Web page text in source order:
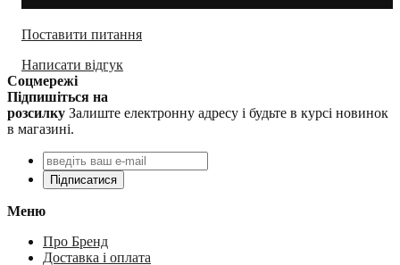
Поставити питання
Написати відгук
Соцмережі
Підпишіться на
розсилку Залиште електронну адресу і будьте в курсі новинок
в магазині.
Підписатися
Меню
Про Бренд
Доставка і оплата